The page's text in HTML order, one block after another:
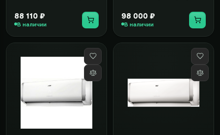
88 110 ₽
В наличии
98 000 ₽
В наличии